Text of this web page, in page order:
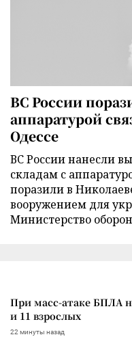
ВС России
аппаратурой
Одессе
ВС России нанесли
складам с
поразили в
вооружением для
Министерство
При масс-атаке БПЛА
и 11 взрослых
22 минуты назад